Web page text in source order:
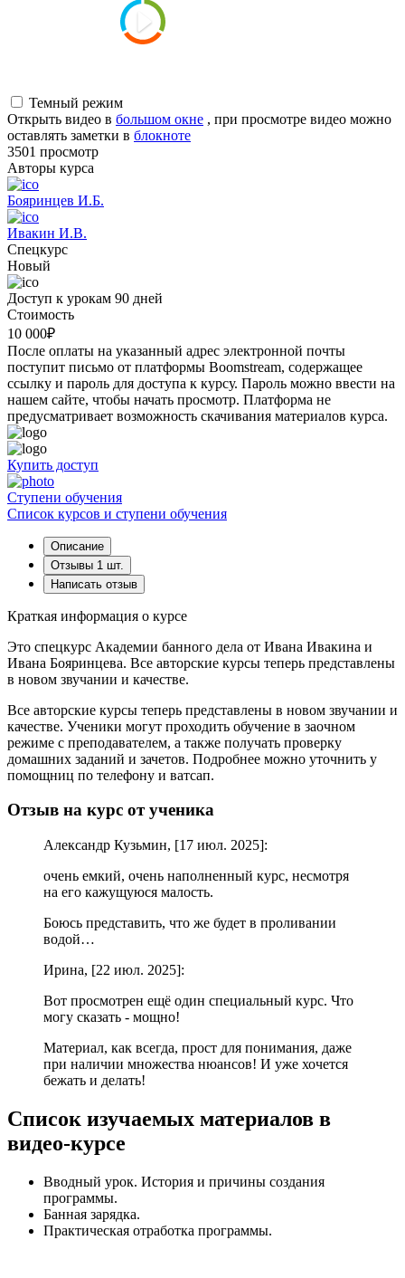
Темный режим
Открыть видео в большом окне , при просмотре видео можно
оставлять заметки в блокноте
3501 просмотр
Авторы курса
Бояринцев И.Б.
Ивакин И.В.
Спецкурс
Новый
Доступ к урокам 90 дней
Стоимость
10 000₽
После оплаты на указанный адрес электронной почты
поступит письмо от платформы Boomstream, содержащее
ссылку и пароль для доступа к курсу. Пароль можно ввести на
нашем сайте, чтобы начать просмотр. Платформа не
предусматривает возможность скачивания материалов курса.
Купить доступ
Cтупени обучения
Список курсов и ступени обучения
Описание
Отзывы 1 шт.
Написать отзыв
Краткая информация о курсе
Это спецкурс Академии банного дела от Ивана Ивакина и
Ивана Бояринцева. Все авторские курсы теперь представлены
в новом звучании и качестве.
Все авторские курсы теперь представлены в новом звучании и
качестве. Ученики могут проходить обучение в заочном
режиме с преподавателем, а также получать проверку
домашних заданий и зачетов. Подробнее можно уточнить у
помощниц по телефону и ватсап.
Отзыв на курс от ученика
Александр Кузьмин, [17 июл. 2025]:
очень емкий, очень наполненный курс, несмотря
на его кажущуюся малость.
Боюсь представить, что же будет в проливании
водой…
Ирина, [22 июл. 2025]:
Вот просмотрен ещё один специальный курс. Что
могу сказать - мощно!
Материал, как всегда, прост для понимания, даже
при наличии множества нюансов! И уже хочется
бежать и делать!
Список изучаемых материалов в
видео-курсе
Вводный урок. История и причины создания
программы.
Банная зарядка.
Практическая отработка программы.